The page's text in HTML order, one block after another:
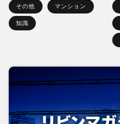
その他 マンション
知識